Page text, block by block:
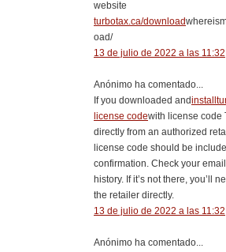
website
turbotax.ca/download
oad/
13 de julio de 2022 a las 11:32
Anónimo ha comentado...
If you downloaded and
license codewith license code
directly from an authorized
license code should be
confirmation. Check your
history. If it’s not there, you’ll
the retailer directly.
13 de julio de 2022 a las 11:32
Anónimo ha comentado...